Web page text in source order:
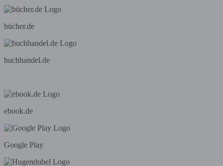
bücher.de
buchhandel.de
ebook.de
Google Play